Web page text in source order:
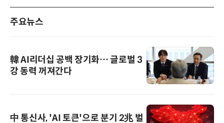
주요뉴스
韓 AI리더십 공백 장기화… 글로벌 3
강 동력 꺼져간다
中 통신사, 'AI 토큰'으로 분기 2兆 벌